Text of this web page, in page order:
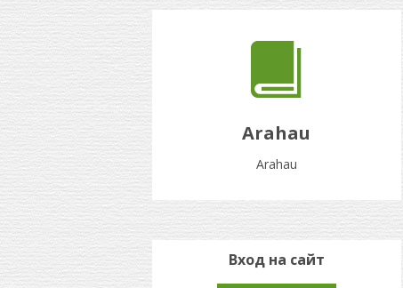
Arahau
Arahau
Вход на сайт